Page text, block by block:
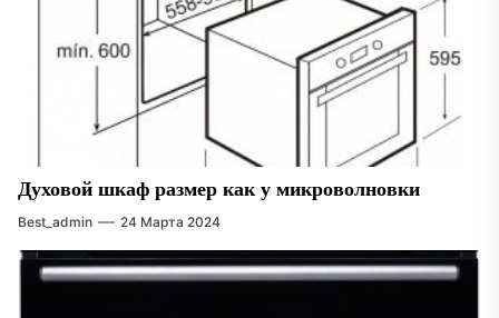
Духовой шкаф размер как у микроволновки
Best_admin 24 Марта 2024